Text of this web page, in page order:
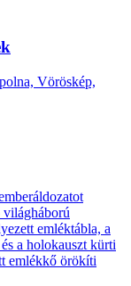
Vöröskép,
emléktábla, a
a holokauszt kürti
emlékkő örökíti